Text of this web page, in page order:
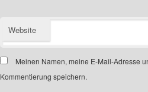
Website
Meinen Namen, meine E-Mail-Adresse
Kommentierung speichern.